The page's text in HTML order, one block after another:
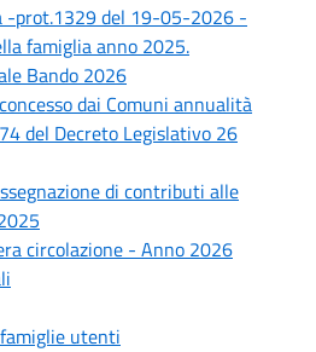
-prot.1329 del 19-05-2026 -
famiglia anno 2025.
Bando 2026
dai Comuni annualità
del Decreto Legislativo 26
di contributi alle
circolazione - Anno 2026
utenti